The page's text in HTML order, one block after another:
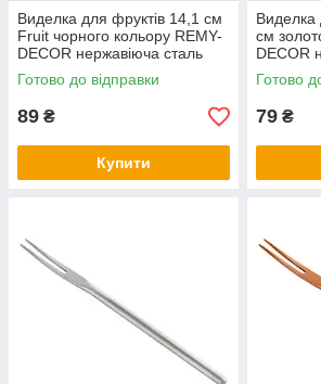
Виделка для фруктів 14,1 см
Fruit чорного кольору REMY-
DECOR нержавіюча сталь
Готово до відправки
89 ₴
Купити
Виделка
см
DECOR
Готово
79 ₴